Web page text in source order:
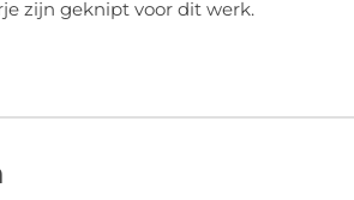
zijn geknipt voor dit werk.